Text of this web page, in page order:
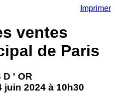
Imprimer
ventes
de Paris
D ' OR
juin 2024 à 10h30